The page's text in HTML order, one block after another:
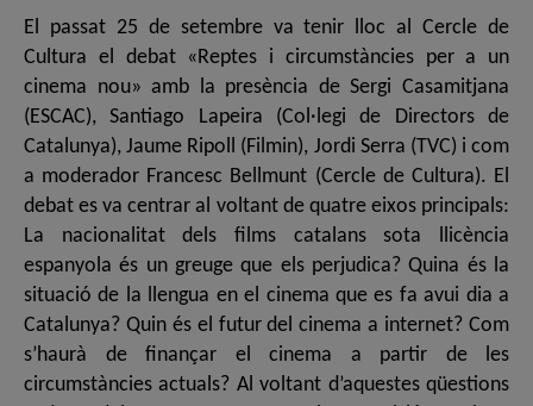
El passat 25 de setembre va tenir lloc al Cercle de
Cultura el debat «Reptes i circumstàncies per a un
cinema nou» amb la presència de Sergi Casamitjana
(ESCAC), Santiago Lapeira (Col·legi de Directors de
Catalunya), Jaume Ripoll (Filmin), Jordi Serra (TVC) i com
a moderador Francesc Bellmunt (Cercle de Cultura). El
debat es va centrar al voltant de quatre eixos principals:
La nacionalitat dels films catalans sota llicència
espanyola és un greuge que els perjudica? Quina és la
situació de la llengua en el cinema que es fa avui dia a
Catalunya? Quin és el futur del cinema a internet? Com
s’haurà de finançar el cinema a partir de les
circumstàncies actuals? Al voltant d’aquestes qüestions